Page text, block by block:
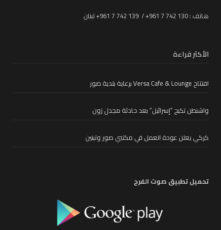
هاتف : 130 742 7 961+ / 139 742 7 961+ لبنان
الأكثر قراءة
افتتاح Versa Cafe & Lounge برعاية بلدية صور
واشنطن تكبح “إسرائيل” بعد حادثة مجدل زون
كركي يعلن عودة العمل في مكتبي صور وتبنين
تحميل تطبيق صوت الفرح